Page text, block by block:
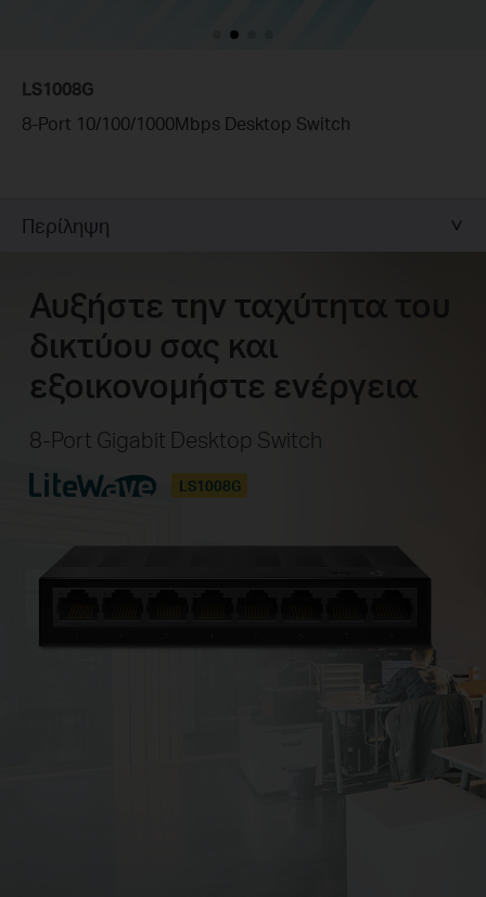
LS1008G
8-Port 10/100/1000Mbps Desktop Switch
Περίληψη
Αυξήστε την ταχύτητα του
δικτύου σας και
εξοικονομήστε ενέργεια
8-Port Gigabit Desktop Switch
LS1008G